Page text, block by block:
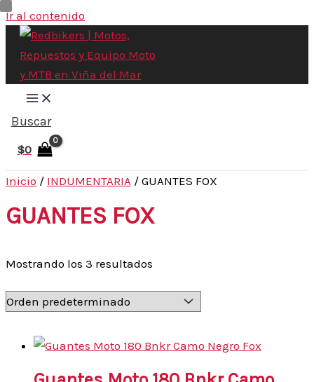
Ir al contenido
Buscar
$0
Inicio / INDUMENTARIA / GUANTES FOX
GUANTES FOX
Mostrando los 3 resultados